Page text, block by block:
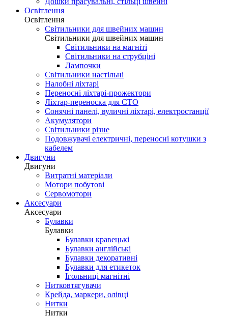
Освітлення
Освітлення
Світильники для швейних машин
Світильники для швейних машин
Світильники на магніті
Світильники на струбціні
Лампочки
Світильники настільні
Налобні ліхтарі
Переносні ліхтарі-прожектори
Ліхтар-переноска для СТО
Сонячні панелі, вуличні ліхтарі, електростанції
Акумулятори
Світильники різне
Подовжувачі електричні, переносні котушки з
кабелем
Двигуни
Двигуни
Витратні матеріали
Мотори побутові
Сервомотори
Аксесуари
Аксесуари
Булавки
Булавки
Булавки кравецькі
Булавки англійські
Булавки декоративні
Булавки для етикеток
Ігольниці магнітні
Нитковтягувачи
Крейда, маркери, олівці
Нитки
Нитки